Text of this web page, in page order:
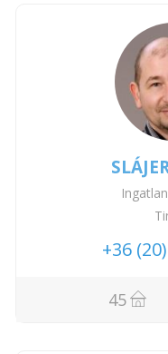
+36
45